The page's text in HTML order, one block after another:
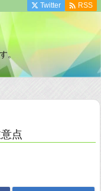
。
Twitter  RSS
点